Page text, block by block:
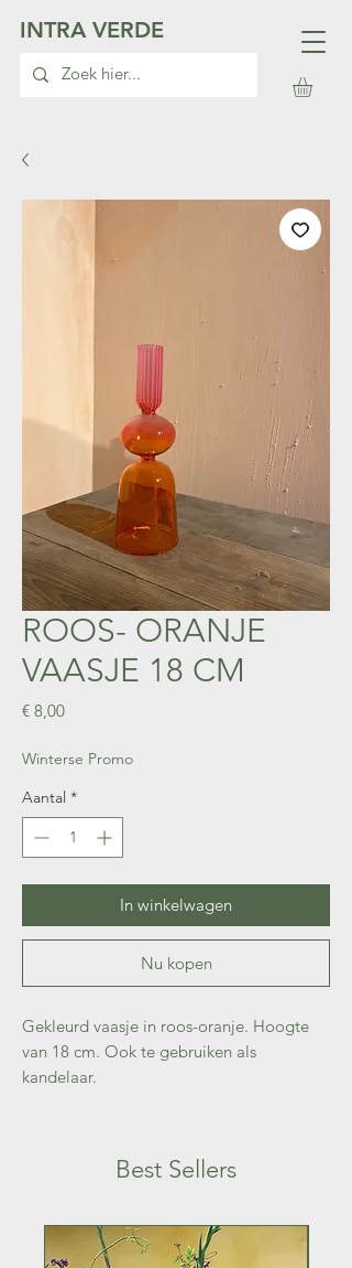
INTRA VERDE
ROOS- ORANJE
VAASJE 18 CM
€ 8,00Prijs
Winterse Promo
Aantal *
In winkelwagen
Nu kopen
Gekleurd vaasje in roos-oranje. Hoogte
van 18 cm. Ook te gebruiken als
kandelaar.
Best Sellers